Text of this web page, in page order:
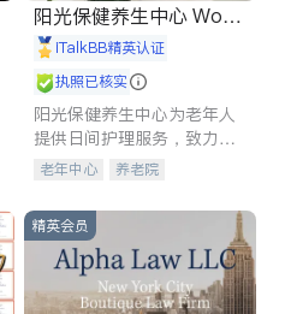
阳光保健养生中心 World
shine
iTalkBB精英认证
执照已核实
阳光保健养生中心为老年人
提供日间护理服务，致力于
通过持续的护理创新来有效
老年中心 养老院
精英会员